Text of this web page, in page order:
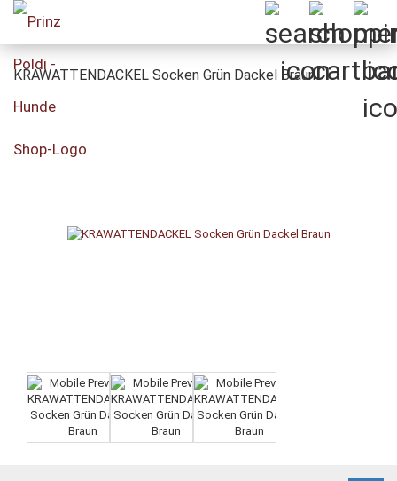
KRAWATTENDACKEL Socken Grün Dackel Braun